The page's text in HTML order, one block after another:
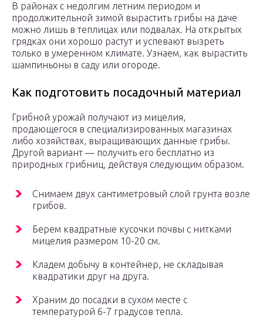
В районах с недолгим летним периодом и
продолжительной зимой вырастить грибы на даче
можно лишь в теплицах или подвалах. На открытых
грядках они хорошо растут и успевают вызреть
только в умеренном климате. Узнаем, как вырастить
шампиньоны в саду или огороде.
Как подготовить посадочный материал
Грибной урожай получают из мицелия,
продающегося в специализированных магазинах
либо хозяйствах, выращивающих данные грибы.
Другой вариант — получить его бесплатно из
природных грибниц, действуя следующим образом.
Снимаем двух сантиметровый слой грунта возле
грибов.
Берем квадратные кусочки почвы с нитками
мицелия размером 10-20 см.
Кладем добычу в контейнер, не складывая
квадратики друг на друга.
Храним до посадки в сухом месте с
температурой 6-7 градусов тепла.